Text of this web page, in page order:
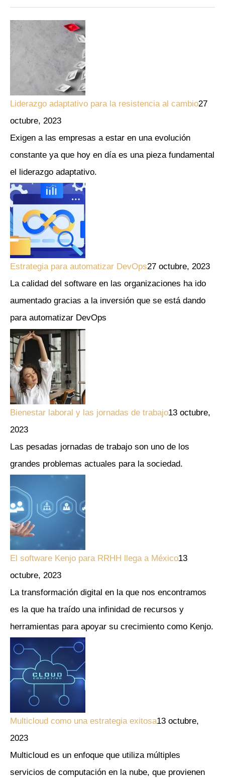
Liderazgo adaptativo para la resistencia al cambio27
octubre, 2023
Exigen a las empresas a estar en una evolución
constante ya que hoy en día es una pieza fundamental
el liderazgo adaptativo.
Estrategia para automatizar DevOps27 octubre, 2023
La calidad del software en las organizaciones ha ido
aumentado gracias a la inversión que se está dando
para automatizar DevOps
Bienestar laboral y las jornadas de trabajo13 octubre,
2023
Las pesadas jornadas de trabajo son uno de los
grandes problemas actuales para la sociedad.
El software Kenjo para RRHH llega a México13
octubre, 2023
La transformación digital en la que nos encontramos
es la que ha traído una infinidad de recursos y
herramientas para apoyar su crecimiento como Kenjo.
Multicloud como una estrategia exitosa13 octubre,
2023
Multicloud es un enfoque que utiliza múltiples
servicios de computación en la nube, que provienen